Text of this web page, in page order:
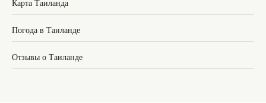
Карта Таиланда
Погода в Таиланде
Отзывы о Таиланде